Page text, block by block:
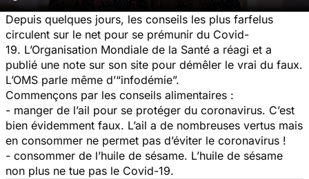
Depuis quelques jours, les conseils les plus farfelus
circulent sur le net pour se prémunir du Covid-
19. L’Organisation Mondiale de la Santé a réagi et a
publié une note sur son site pour démêler le vrai du faux.
L’OMS parle même d’“infodémie”.
Commençons par les conseils alimentaires :
- manger de l’ail pour se protéger du coronavirus. C’est
bien évidemment faux. L’ail a de nombreuses vertus mais
en consommer ne permet pas d’éviter le coronavirus !
- consommer de l’huile de sésame. L’huile de sésame
non plus ne tue pas le Covid-19.